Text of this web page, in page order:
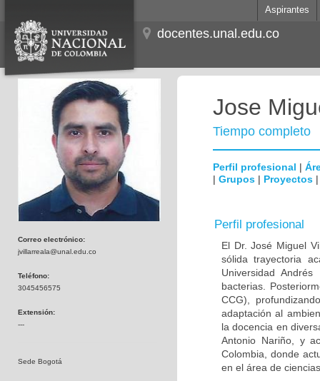
Aspirantes
docentes.unal.edu.co
Correo electrónico:
jvillarreala@unal.edu.co
Teléfono:
3045456575
Extensión:
---
Sede Bogotá
Jose
Tiempo completo
Perfil profesional |
| Grupos | Proyectos
Perfil profesional
El Dr. José Miguel
sólida trayectoria
Universidad
bacterias.
CCG),
adaptación al
la docencia en
Antonio Nariño, y
Colombia, donde
en el área de